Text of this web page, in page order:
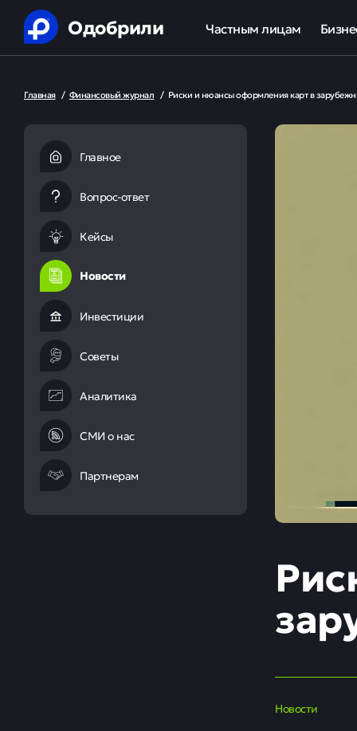
Одобрили Частным лицам
Рефинансирование
Ипотека
Главная / Финансовый журнал / Риски и нюансы оформления карт в
Главное
Вопрос-ответ
Кейсы
Новости
Инвестиции
Советы
Аналитика
СМИ о нас
Партнерам
Новости